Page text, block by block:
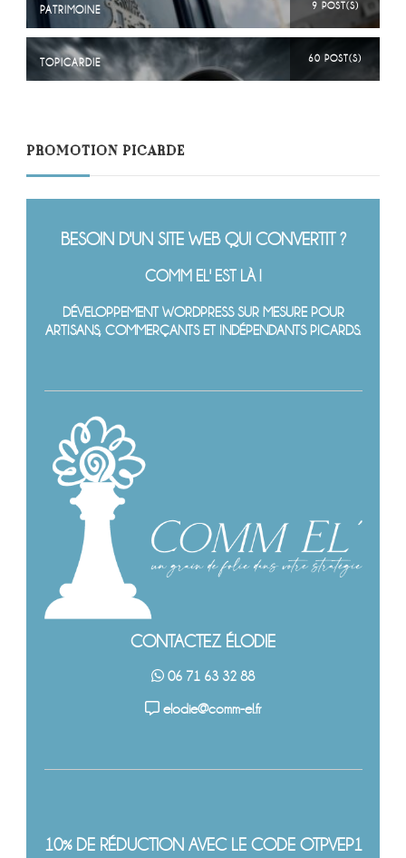
PATRIMOINE 9 POST(S)
TOPICARDIE 60 POST(S)
PROMOTION PICARDE
BESOIN D'UN SITE WEB QUI CONVERTIT ?
COMM EL' EST LÀ !
DÉVELOPPEMENT WORDPRESS SUR MESURE POUR
ARTISANS, COMMERÇANTS ET INDÉPENDANTS PICARDS.
CONTACTEZ ÉLODIE
06 71 63 32 88
elodie@comm-el.fr
10% DE RÉDUCTION AVEC LE CODE OTPVEP1